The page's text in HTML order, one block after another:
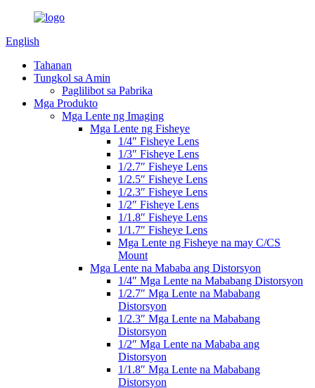
English
Tahanan
Tungkol sa Amin
Paglilibot sa Pabrika
Mga Produkto
Mga Lente ng Imaging
Mga Lente ng Fisheye
1/4″ Fisheye Lens
1/3″ Fisheye Lens
1/2.7″ Fisheye Lens
1/2.5″ Fisheye Lens
1/2.3″ Fisheye Lens
1/2″ Fisheye Lens
1/1.8″ Fisheye Lens
1/1.7″ Fisheye Lens
Mga Lente ng Fisheye na may C/CS
Mount
Mga Lente na Mababa ang Distorsyon
1/4″ Mga Lente na Mababang Distorsyon
1/2.7″ Mga Lente na Mababang
Distorsyon
1/2.3″ Mga Lente na Mababang
Distorsyon
1/2″ Mga Lente na Mababa ang
Distorsyon
1/1.8″ Mga Lente na Mababang
Distorsyon